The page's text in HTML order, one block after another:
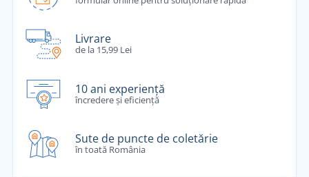
Livrare
de la 15,99 Lei
10 ani experiență
încredere și eficiență
Sute de puncte de coletărie
în toată România